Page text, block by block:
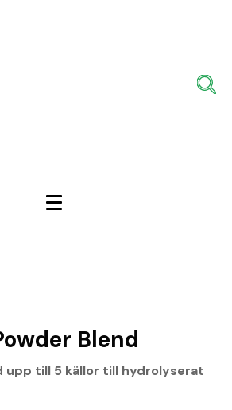
Blend
till 5 källor till hydrolyserat